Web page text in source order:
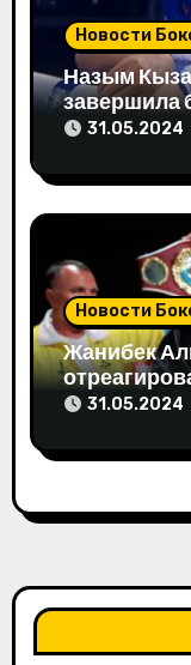
м Новости
Назым
завершила
31.05.2024
Новости
Жанибек
мира
31.05.2024